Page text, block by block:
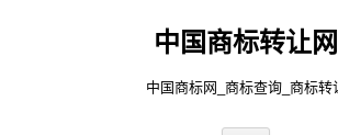
中国商标转让网
中国商标网_商标查询_商标转